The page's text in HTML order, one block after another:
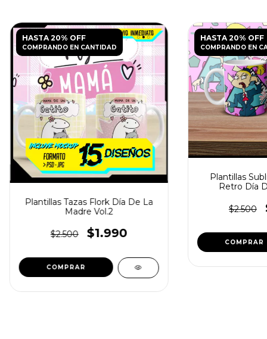
HASTA 20% OFF
COMPRANDO EN CANTIDAD
Plantillas Tazas Flork Día De La
Madre Vol.2
$2.500 $1.990
HASTA 20% OFF
COMPRANDO EN
Plantillas
Retro Día
$2.500